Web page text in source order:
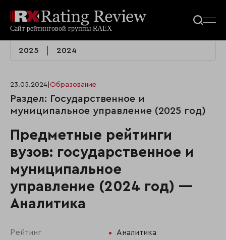
2025 2024
23.05.2024 Образование
Раздел: Государственное и
муниципальное управление (2025 год)
Предметные рейтинги
вузов: государственное и
муниципальное
управление (2024 год) —
Аналитика
Рейтинг Аналитика